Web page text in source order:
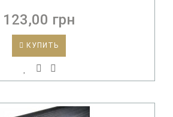
123,00 грн
КУПИТЬ